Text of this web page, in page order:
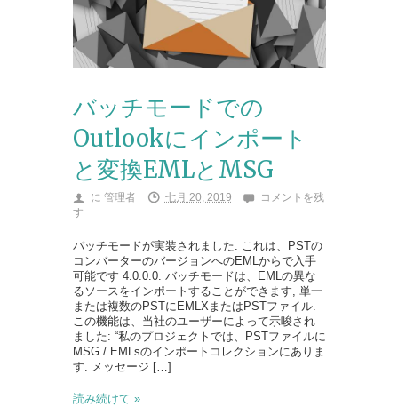
バッチモードでの
Outlookにインポート
と変換EMLとMSG
に 管理者 七月 20, 2019
コメントを残
す
バッチモードが実装されました. これは、PSTの
コンバーターのバージョンへのEMLからで入手
可能です 4.0.0.0. バッチモードは、EMLの異な
るソースをインポートすることができます, 単一
または複数のPSTにEMLXまたはPSTファイル.
この機能は、当社のユーザーによって示唆され
ました: “私のプロジェクトでは、PSTファイルに
MSG / EMLsのインポートコレクションにありま
す. メッセージ […]
読み続けて »